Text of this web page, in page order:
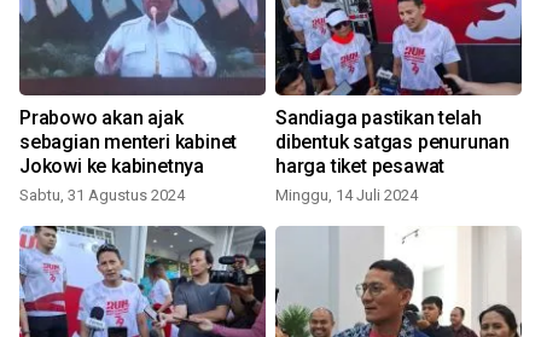
Prabowo akan ajak
sebagian menteri kabinet
Jokowi ke kabinetnya
Sabtu, 31 Agustus 2024
Sandiaga pastikan telah
dibentuk satgas penurunan
harga tiket pesawat
Minggu, 14 Juli 2024